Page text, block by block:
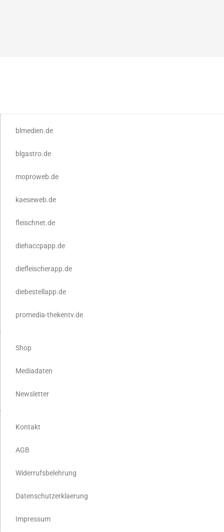
blmedien.de
blgastro.de
moproweb.de
kaeseweb.de
fleischnet.de
diehaccpapp.de
diefleischerapp.de
diebestellapp.de
promedia-thekentv.de
Shop
Mediadaten
Newsletter
Kontakt
AGB
Widerrufsbelehrung
Datenschutzerklaerung
Impressum